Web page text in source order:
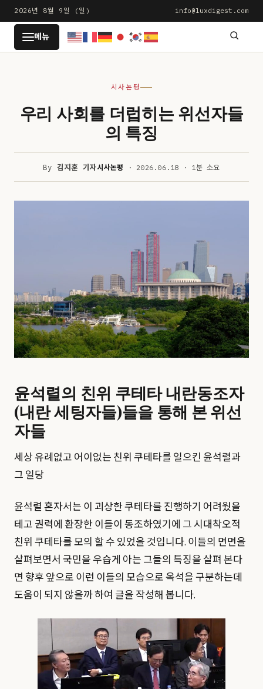
문
로
2026년 8월 9일 (일) info@luxdigest.com
LUXDIGEST
메뉴
시사논평
우리 사회를 더럽히는 위선자들
의 특징
By김지훈 기자시사논평 · 2026.06.18 · 1분 소요
윤석렬의 친위 쿠테타 내란동조자
(내란 세팅자들)들을 통해 본 위선
자들
세상 유례없고 어이없는 친위 쿠테타를 일으킨 윤석렬과
그 일당
윤석렬 혼자서는 이 괴상한 쿠테타를 진행하기 어려웠을
테고 권력에 환장한 이들이 동조하였기에 그 시대착오적
친위 쿠테타를 모의 할 수 있었을 것입니다. 이들의 면면을
살펴보면서 국민을 우습게 아는 그들의 특징을 살펴 본다
면 향후 앞으로 이런 이들의 모습으로 옥석을 구분하는데
도움이 되지 않을까 하여 글을 작성해 봅니다.